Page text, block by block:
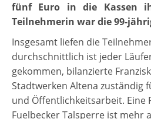
fünf Euro in die Kassen
Teilnehmerin war die 99-
Insgesamt liefen die
durchschnittlich ist jeder
gekommen, bilanzierte
Stadtwerken Altena zuständig
und Öffentlichkeitsarbeit. Eine
Fuelbecker Talsperre ist mehr